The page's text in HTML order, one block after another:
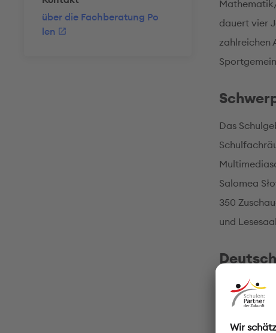
über die Fachberatung Po
len
dauert vier
zahlreichen
Das
Salomea
350
und
Seit 2009
Klassen
sechs